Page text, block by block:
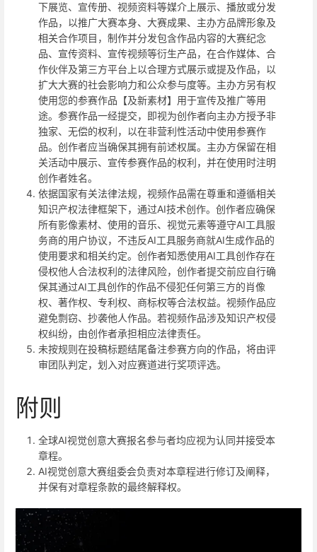
下展览、宣传册、视频资料等媒介上展示、播放或分发
作品，以推广大赛本身、大赛成果、主办方品牌形象及
相关合作项目，制作并分发包含作品内容的大赛纪念
品、宣传资料、宣传视频等衍生产品，在合作媒体、合
作伙伴及第三方平台上以合理方式展示或提及作品，以
扩大大赛的社会影响力和公众参与度等。主办方另有权
使用您的参赛作品【及新素材】用于宣传及推广等用
途。参赛作品一经提交，即视为创作者向主办方授予非
独家、无偿的权利，以在非营利性活动中使用参赛作
品。创作者应当确保其拥有前述权属。主办方保留在相
关活动中展示、宣传参赛作品的权利，并在使用时注明
创作者姓名。
依据国家有关法律法规，视频作品需在尊重和遵循相关
知识产权法律框架下，通过AI技术创作。创作者应确保
所有影像素材、使用的音乐、视觉元素等遵守AI工具服
务商的用户协议，不违反AI工具服务商就AI生成作品的
使用要求和相关约定。创作者知悉使用AI工具创作存在
侵权他人合法权利的法律风险，创作者提交前应自行确
保其通过AI工具创作的作品不侵犯任何第三方的肖像
权、著作权、专利权、商标权等合法权益。视频作品应
避免剽窃、抄袭他人作品。若视频作品涉及知识产权侵
权纠纷，由创作者承担相应法律责任。
未按规则在投稿标题结尾备注参赛方向的作品，将由评
审团队判定，划入对应赛道进行奖项评选。
附则
全球AI视觉创意大赛报名参与者均应视为认同并接受本
章程。
AI视觉创意大赛组委会负责对本章程进行修订及阐释，
并保有对章程条款的最终解释权。